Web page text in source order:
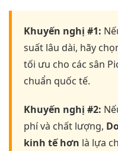
Khuyến nghị #1:
suất lâu dài, hãy
tối ưu cho các sân
chuẩn quốc tế.
Khuyến nghị #2:
phí và chất lượng,
kinh tế hơn là lựa